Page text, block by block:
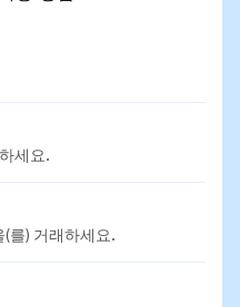
세요.
를) 거래하세요.